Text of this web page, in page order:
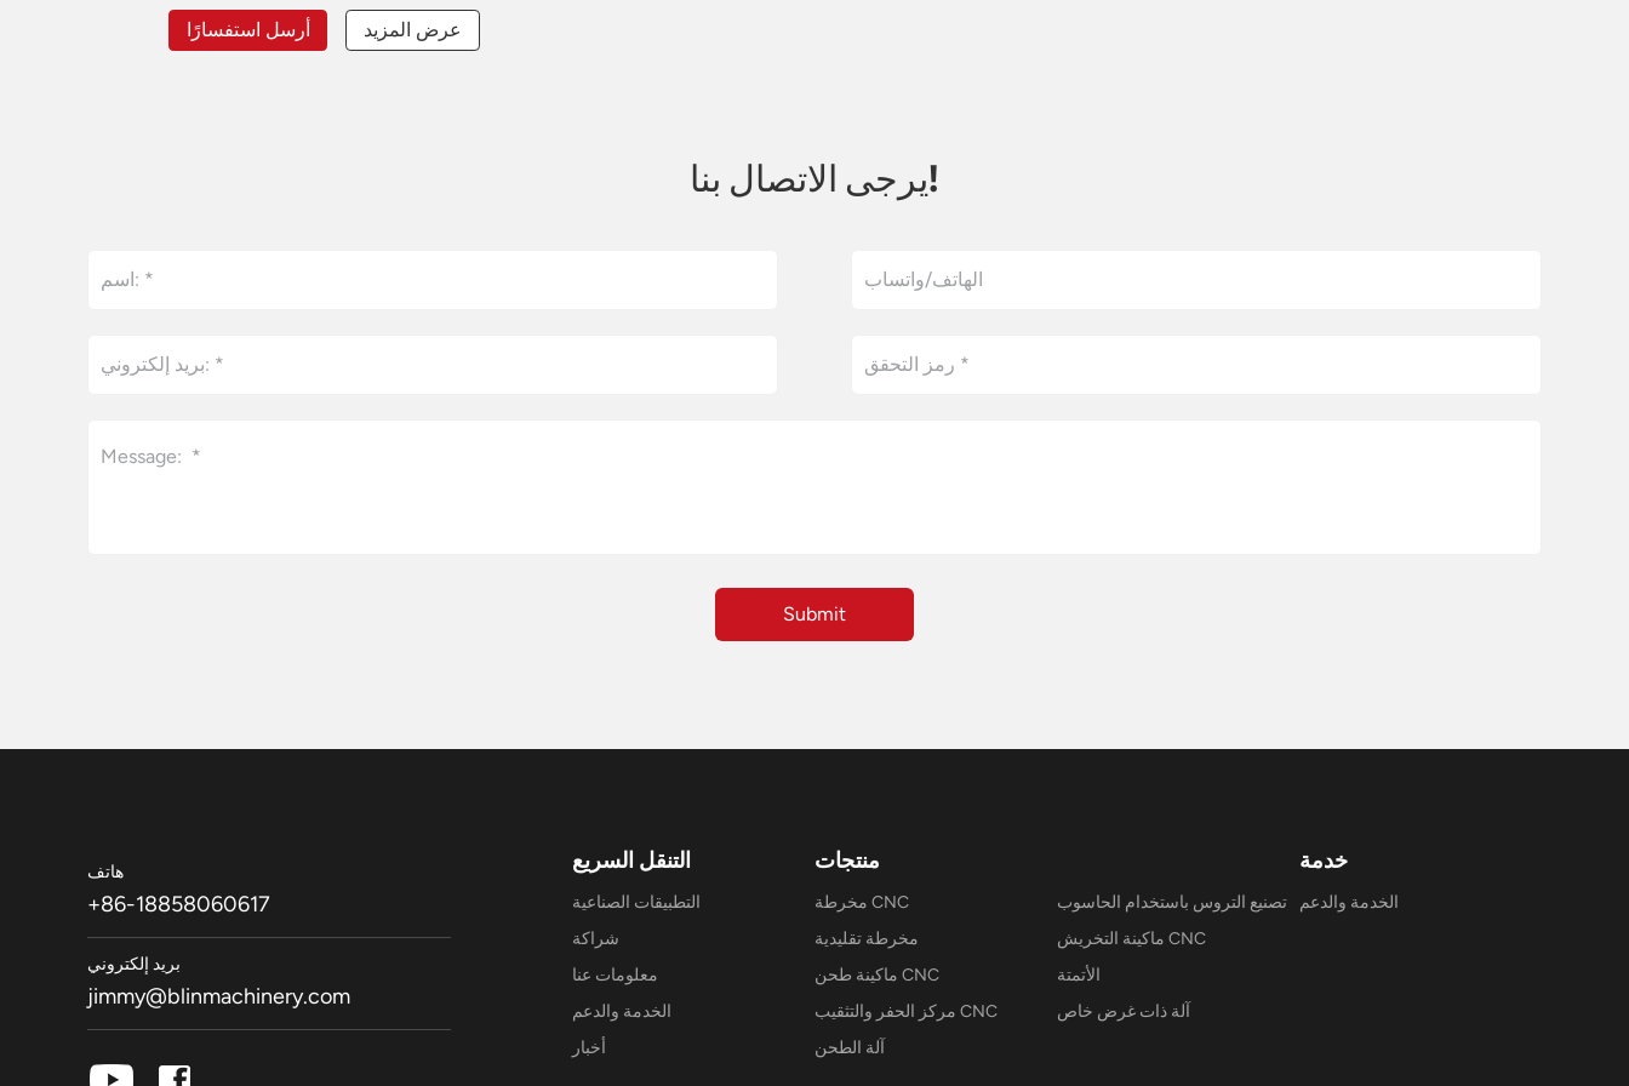
أرسل استفسارًا
عرض المزيد
يرجى الاتصال بنا!
هاتف
+86-18858060617
بريد إلكتروني
jimmy@blinmachinery.com
التنقل السريع
التطبيقات الصناعية
شراكة
معلومات عنا
الخدمة والدعم
أخبار
منتجات
مخرطة CNC
مخرطة تقليدية
ماكينة طحن CNC
مركز الحفر والتثقيب CNC
آلة الطحن
تصنيع التروس باستخدام الحاسوب
ماكينة التخريش CNC
الأتمتة
آلة ذات غرض خاص
خدمة
الخدمة والدعم